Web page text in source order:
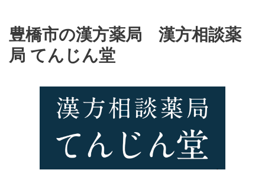
豊橋市の漢方薬局
漢方相談薬
局 てんじん堂